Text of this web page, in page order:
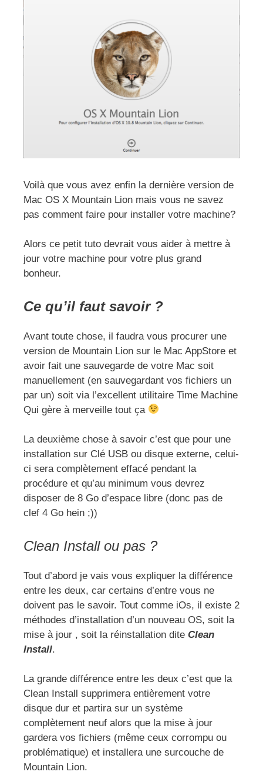
Voilà que vous avez enfin la dernière version de
Mac OS X Mountain Lion mais vous ne savez
pas comment faire pour installer votre machine?
Alors ce petit tuto devrait vous aider à mettre à
jour votre machine pour votre plus grand
bonheur.
Ce qu’il faut savoir ?
Avant toute chose, il faudra vous procurer une
version de Mountain Lion sur le Mac AppStore et
avoir fait une sauvegarde de votre Mac soit
manuellement (en sauvegardant vos fichiers un
par un) soit via l’excellent utilitaire Time Machine
Qui gère à merveille tout ça
La deuxième chose à savoir c’est que pour une
installation sur Clé USB ou disque externe, celui-
ci sera complètement effacé pendant la
procédure et qu’au minimum vous devrez
disposer de 8 Go d’espace libre (donc pas de
clef 4 Go hein ;))
Clean Install ou pas ?
Tout d’abord je vais vous expliquer la différence
entre les deux, car certains d’entre vous ne
doivent pas le savoir. Tout comme iOs, il existe 2
méthodes d’installation d’un nouveau OS, soit la
mise à jour , soit la réinstallation dite Clean
Install.
La grande différence entre les deux c’est que la
Clean Install supprimera entièrement votre
disque dur et partira sur un système
complètement neuf alors que la mise à jour
gardera vos fichiers (même ceux corrompu ou
problématique) et installera une surcouche de
Mountain Lion.